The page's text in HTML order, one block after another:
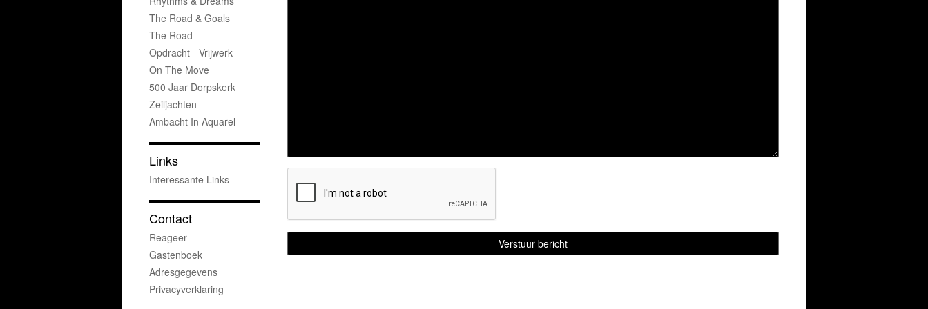
The Road & Goals
The Road
Opdracht - Vrijwerk
On The Move
500 Jaar Dorpskerk
Zeiljachten
Ambacht In Aquarel
Links
Interessante Links
Contact
Reageer
Gastenboek
Adresgegevens
Privacyverklaring